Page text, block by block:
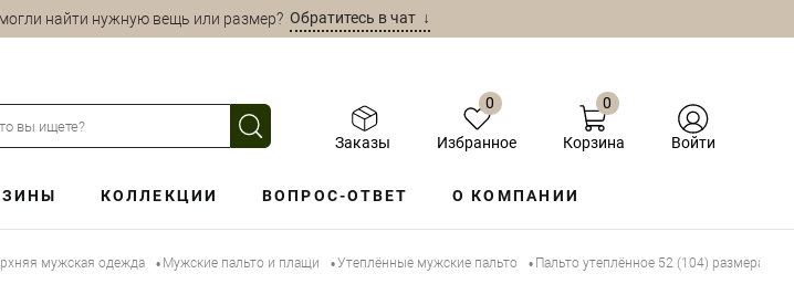
найти нужную вещь или размер?Обратитесь в чат ↓
Заказы
0
Избранное
0
Корзина Войти
КОЛЛЕКЦИИ ВОПРОС-ОТВЕТ О КОМПАНИИ
мужская одежда • Мужские пальто и плащи •Утеплённые мужские пальто • Пальто утеплённое 52 (104) размера